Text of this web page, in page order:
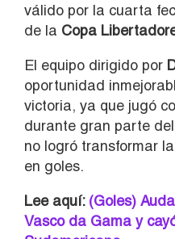
válido por la cuarta
de la Copa
El equipo dirigido por
oportunidad
victoria, ya que jugó
durante gran parte
no logró transformar
en goles.
Lee aquí: (Goles)
Vasco da Gama y